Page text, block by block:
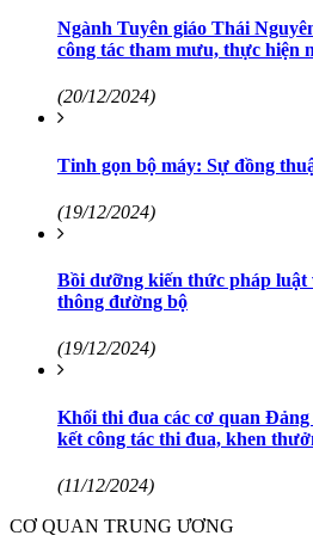
Ngành Tuyên giáo Thái
công tác tham mưu, thực hiện
(20/12/2024)
Tinh gọn bộ máy: Sự đồng
(19/12/2024)
Bồi dưỡng kiến thức pháp luật
thông đường bộ
(19/12/2024)
Khối thi đua các cơ quan
kết công tác thi đua, khen
(11/12/2024)
CƠ QUAN TRUNG ƯƠNG